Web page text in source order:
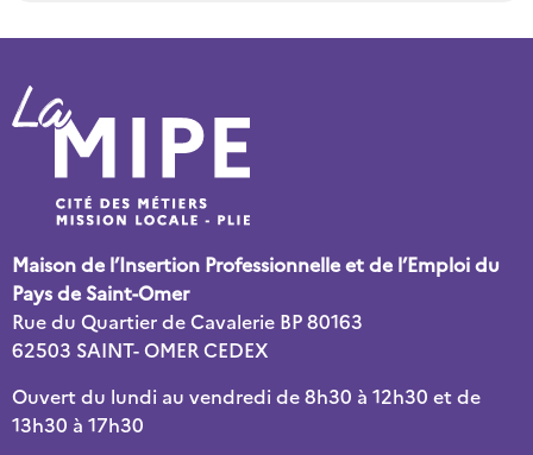
Maison de l’Insertion Professionnelle et de l’Emploi du
Pays de Saint-Omer
Rue du Quartier de Cavalerie BP 80163
62503 SAINT- OMER CEDEX
Ouvert du lundi au vendredi de 8h30 à 12h30 et de
13h30 à 17h30